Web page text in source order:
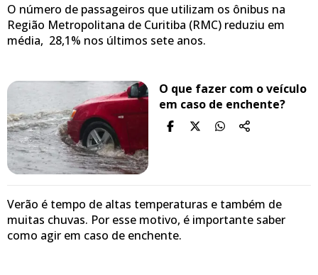
O número de passageiros que utilizam os ônibus na
Região Metropolitana de Curitiba (RMC) reduziu em
média, 28,1% nos últimos sete anos.
O que fazer com o veículo
em caso de enchente?
Verão é tempo de altas temperaturas e também de
muitas chuvas. Por esse motivo, é importante saber
como agir em caso de enchente.